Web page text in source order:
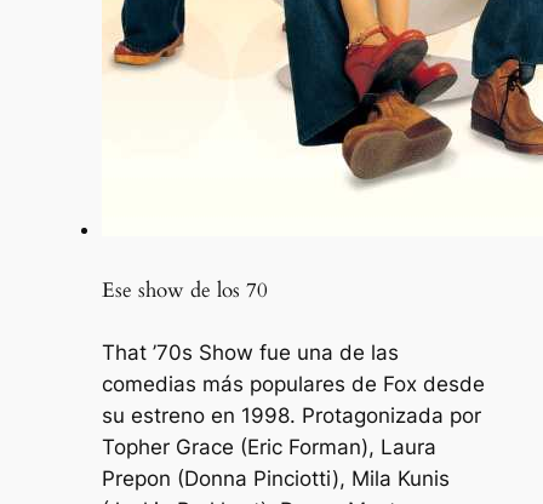
Ese show de los 70
That ’70s Show fue una de las
comedias más populares de Fox desde
su estreno en 1998. Protagonizada por
Topher Grace (Eric Forman), Laura
Prepon (Donna Pinciotti), Mila Kunis